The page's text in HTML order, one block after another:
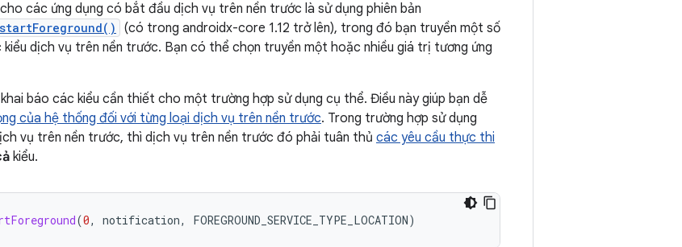
các ứng dụng có bắt đầu dịch vụ trên nền trước là sử dụng phiên bản
startForeground()
(có trong androidx-core 1.12 trở lên), trong đó bạn truyền một số
dịch vụ trên nền trước. Bạn có thể chọn truyền một hoặc nhiều giá trị tương ứng
báo các kiểu cần thiết cho một trường hợp sử dụng cụ thể. Điều này giúp bạn dễ
của hệ thống đối với từng loại dịch vụ trên nền trước. Trong trường hợp sử dụng
vụ trên nền trước, thì dịch vụ trên nền trước đó phải tuân thủ các yêu cầu thực thi
kiểu.
(0, notification, FOREGROUND_SERVICE_TYPE_LOCATION)